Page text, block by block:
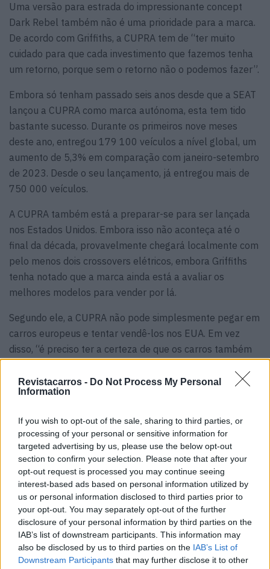
Revistacarros - Do Not Process My Personal
Information
If you wish to opt-out of the sale, sharing to third parties, or
processing of your personal or sensitive information for
targeted advertising by us, please use the below opt-out
section to confirm your selection. Please note that after your
opt-out request is processed you may continue seeing
interest-based ads based on personal information utilized by
us or personal information disclosed to third parties prior to
your opt-out. You may separately opt-out of the further
disclosure of your personal information by third parties on the
IAB’s list of downstream participants. This information may
also be disclosed by us to third parties on the IAB’s List of
Downstream Participants that may further disclose it to other
Uma versão para estrada do impressionante concept
Dark Rebel também não é uma prioridade para a marca.
De acordo com Griffiths, a CUPRA tem de “ter muito
cuidado para que cada investimento que fazemos tenha
um retorno, porque sem o retorno não o podemos fazer”.
Embora só tenham passado seis anos desde que a SEAT
lançou a CUPRA como marca autónoma, esta tem tido
bastante sucesso. Durante os primeiros nove meses
deste ano, entregou 179 100 veículos a nível global, um
aumento de 5,3% em comparação com janeiro-setembro
de 2023. Desde o seu lançamento, já entregou mais de
750 000 veículos.
A CUPRA também está a preparar-se para ser lançada
nos Estados Unidos. Embora isso não aconteça até o
final da década, provavelmente chegará localmente com
pelo menos dois crossovers elétricos, embora Griffiths
tenha notado que a marca ainda está a avaliar os
melhores modelos para vender por lá.
Segundo ele, a CUPRA não pode simplesmente pegar em
carros europeus e tentar vendê-los nos EUA. Em vez
disso, “é preciso ter a certeza de que os carros também